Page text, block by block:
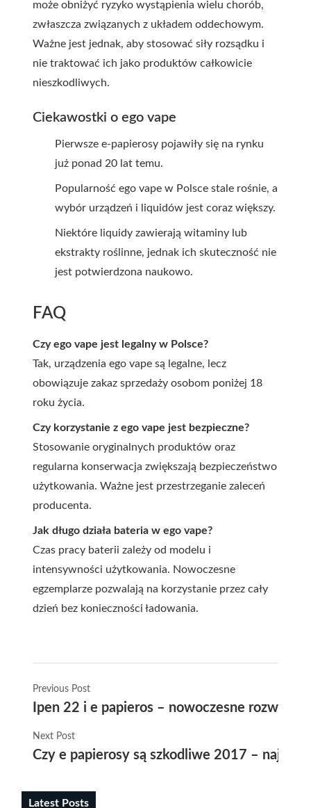
może obniżyć ryzyko wystąpienia wielu chorób,
zwłaszcza związanych z układem oddechowym.
Ważne jest jednak, aby stosować siły rozsądku i
nie traktować ich jako produktów całkowicie
nieszkodliwych.
Ciekawostki o ego vape
Pierwsze e-papierosy pojawiły się na rynku
już ponad 20 lat temu.
Popularność ego vape w Polsce stale rośnie, a
wybór urządzeń i liquidów jest coraz większy.
Niektóre liquidy zawierają witaminy lub
ekstrakty roślinne, jednak ich skuteczność nie
jest potwierdzona naukowo.
FAQ
Czy ego vape jest legalny w Polsce?
Tak, urządzenia ego vape są legalne, lecz
obowiązuje zakaz sprzedaży osobom poniżej 18
roku życia.
Czy korzystanie z ego vape jest bezpieczne?
Stosowanie oryginalnych produktów oraz
regularna konserwacja zwiększają bezpieczeństwo
użytkowania. Ważne jest przestrzeganie zaleceń
producenta.
Jak długo działa bateria w ego vape?
Czas pracy baterii zależy od modelu i
intensywności użytkowania. Nowoczesne
egzemplarze pozwalają na korzystanie przez cały
dzień bez konieczności ładowania.
Previous Post
Ipen 22 i e papieros – nowoczesne
Next Post
Czy e papierosy są szkodliwe 2017 –
Latest Posts